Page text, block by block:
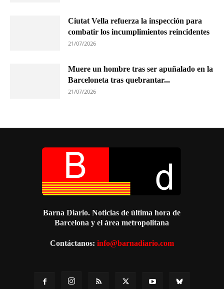
Ciutat Vella refuerza la inspección para
combatir los incumplimientos reincidentes
21/07/2026
Muere un hombre tras ser apuñalado en la
Barceloneta tras quebrantar...
21/07/2026
Barna Diario. Noticias de última hora de
Barcelona y el área metropolitana
Contáctanos: info@barnadiario.com